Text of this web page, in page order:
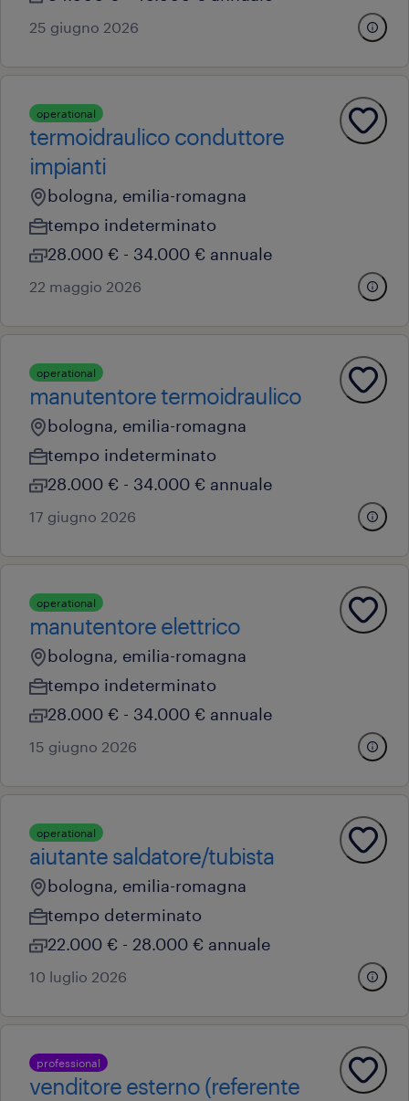
25 giugno 2026
operational
termoidraulico conduttore
impianti
bologna, emilia-romagna
tempo indeterminato
28.000 € - 34.000 € annuale
22 maggio 2026
operational
manutentore termoidraulico
bologna, emilia-romagna
tempo indeterminato
28.000 € - 34.000 € annuale
17 giugno 2026
operational
manutentore elettrico
bologna, emilia-romagna
tempo indeterminato
28.000 € - 34.000 € annuale
15 giugno 2026
operational
aiutante saldatore/tubista
bologna, emilia-romagna
tempo determinato
22.000 € - 28.000 € annuale
10 luglio 2026
professional
venditore esterno (referente